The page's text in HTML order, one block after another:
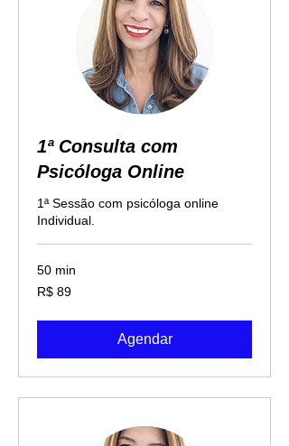
1ª Consulta com
Psicóloga Online
1ª Sessão com psicóloga online
Individual.
50 min
89
Reais
R$ 89
Agendar